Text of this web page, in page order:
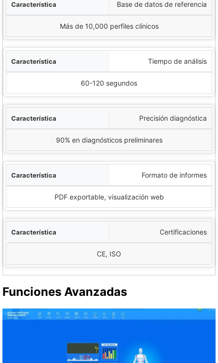
Base de datos de referencia
Más de 10,000 perfiles clínicos
Tiempo de análisis
60-120 segundos
Precisión diagnóstica
90% en diagnósticos preliminares
Formato de informes
PDF exportable, visualización web
Certificaciones
CE, ISO
Funciones Avanzadas